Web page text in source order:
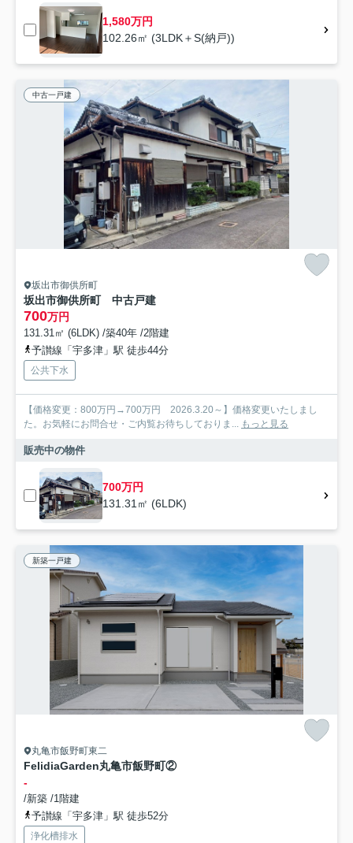
1,580万円
102.26㎡ (3LDK＋S(納戸))
中古一戸建
坂出市御供所町
坂出市御供所町 中古戸建
700万円
131.31㎡ (6LDK) /築40年 /2階建
予讃線「宇多津」駅 徒歩44分
公共下水
【価格変更：800万円→700万円 2026.3.20～】価格変更いたしまし
た。お気軽にお問合せ・ご内覧お待ちしておりま... もっと見る
販売中の物件
700万円
131.31㎡ (6LDK)
新築一戸建
丸亀市飯野町東二
FelidiaGarden丸亀市飯野町②
-
/新築 /1階建
予讃線「宇多津」駅 徒歩52分
浄化槽排水